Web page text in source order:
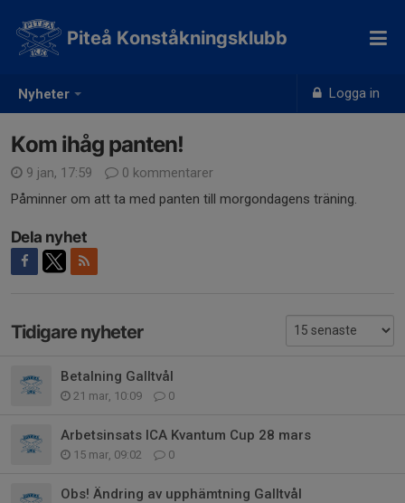
Nyheter Logga in
Piteå Konståkningsklubb
Kom ihåg panten!
9 jan, 17:59
0 kommentarer
Påminner om att ta med panten till morgondagens träning.
Dela nyhet
Tidigare nyheter
Betalning Galltvål
21 mar, 10:09 0
Arbetsinsats ICA Kvantum Cup 28 mars
15 mar, 09:02 0
Obs! Ändring av upphämtning Galltvål